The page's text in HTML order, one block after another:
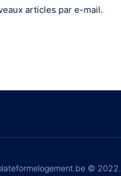
articles par e-mail.
© 2022.